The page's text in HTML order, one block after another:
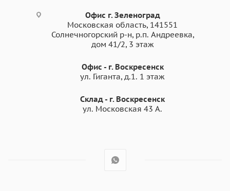
Офис г. Зеленоград
Московская область, 141551
Солнечногорский р-н, р.п. Андреевка,
дом 41/2, 3 этаж
Офис - г. Воскресенск
ул. Гиганта, д.1. 1 этаж
Склад - г. Воскресенск
ул. Московская 43 А.